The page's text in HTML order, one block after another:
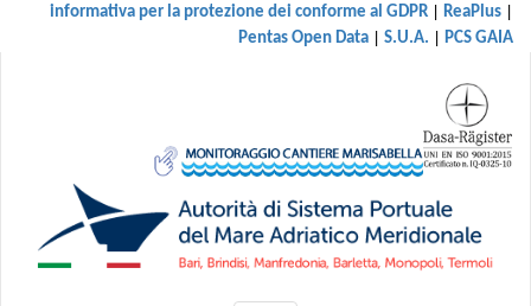
informativa per la protezione dei conforme al GDPR | ReaPlus |
Pentas Open Data | S.U.A. | PCS GAIA